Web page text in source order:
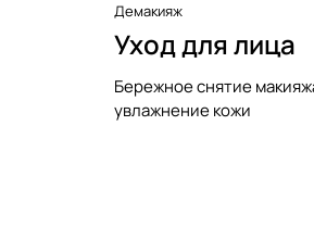
Демакияж
Уход для лица
Бережное снятие
увлажнение кожи